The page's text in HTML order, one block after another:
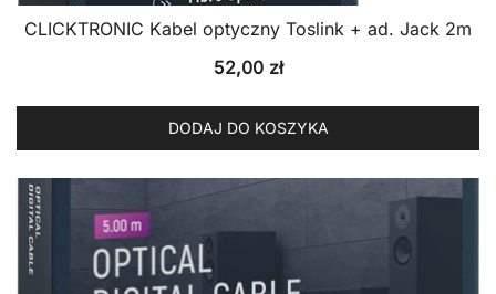
CLICKTRONIC Kabel optyczny Toslink + ad. Jack 2m
52,00 zł
DODAJ DO KOSZYKA